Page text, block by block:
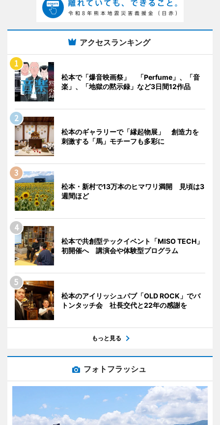
アクセスランキング
松本で「爆音映画祭」 「Perfume」、「音
楽」、「地獄の黙示録」など3日間12作品
松本のギャラリーで「縁起物展」 創造力を
刺激する「馬」モチーフも多彩に
松本・新村で13万本のヒマワリ満開 見頃は3
週間ほど
松本で共創型テックイベント「MISO TECH」
初開催へ 講演会や体験型プログラム
松本のアイリッシュパブ「OLD ROCK」でバ
トンタッチ会 社長交代と22年の感謝を
もっと見る
フォトフラッシュ